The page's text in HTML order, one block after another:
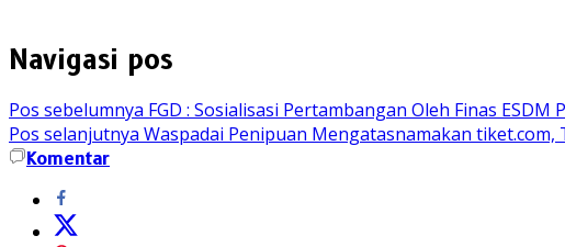
Navigasi pos
Pos sebelumnya FGD : Sosialisasi Pertambangan Oleh Finas
Pos selanjutnya Waspadai Penipuan Mengatasnamakan
Komentar